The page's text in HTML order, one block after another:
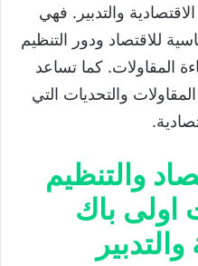
والتدبير. فهي
للاقتصاد ودور التنظيم
المقاولات. كما تساعد
والتحديات التي
والتنظيم
اولى باك